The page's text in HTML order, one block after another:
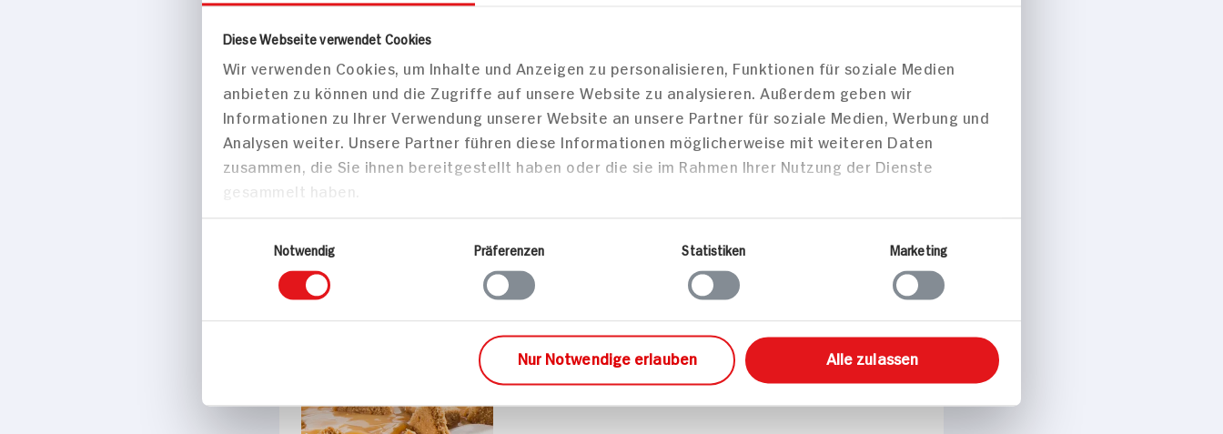
Diese Webseite verwendet Cookies
Wir verwenden Cookies, um Inhalte und Anzeigen zu personalisieren, Funktionen für soziale Medien
anbieten zu können und die Zugriffe auf unsere Website zu analysieren. Außerdem geben wir
Informationen zu Ihrer Verwendung unserer Website an unsere Partner für soziale Medien, Werbung und
Analysen weiter. Unsere Partner führen diese Informationen möglicherweise mit weiteren Daten
zusammen, die Sie ihnen bereitgestellt haben oder die sie im Rahmen Ihrer Nutzung der Dienste
gesammelt haben.
Notwendig
Präferenzen Statistiken Marketing
Nur Notwendige erlauben Alle zulassen
MONIN
Herkunftsland
Passende Rezepte
Desserts